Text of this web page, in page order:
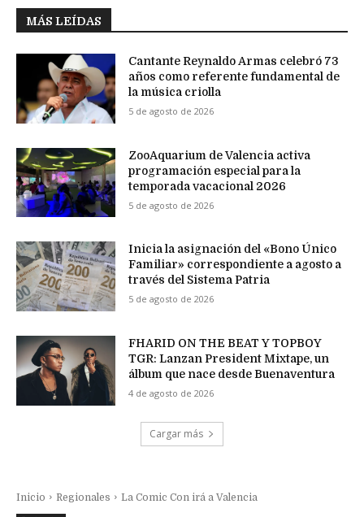
MÁS LEÍDAS
Cantante Reynaldo Armas celebró 73
años como referente fundamental de
la música criolla
5 de agosto de 2026
ZooAquarium de Valencia activa
programación especial para la
temporada vacacional 2026
5 de agosto de 2026
Inicia la asignación del «Bono Único
Familiar» correspondiente a agosto a
través del Sistema Patria
5 de agosto de 2026
FHARID ON THE BEAT Y TOPBOY
TGR: Lanzan President Mixtape, un
álbum que nace desde Buenaventura
4 de agosto de 2026
Cargar más